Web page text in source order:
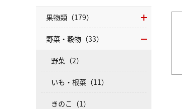
果物類（179）
野菜・穀物（33）
野菜（2）
いも・根菜（11）
きのこ（1）